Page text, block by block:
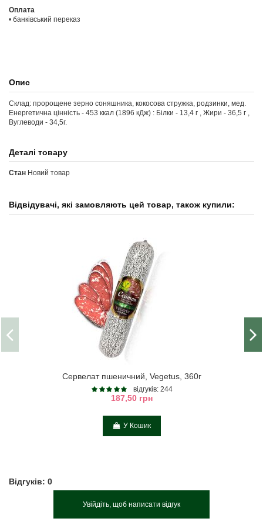
Оплата
• банківський переказ
Опис
Склад: пророщене зерно соняшника, кокосова стружка, родзинки, мед.
Енергетична цінність - 453 ккал (1896 кДж) : Білки - 13,4 г , Жири - 36,5 г ,
Вуглеводи - 34,5г.
Деталі товару
Стан Новий товар
Відвідувачі, які замовляють цей товар, також купили:
Сервелат пшеничний, Vegetus, 360г
відгуків: 244
187,50 грн
У Кошик
Відгуків: 0
Увійдіть, щоб написати відгук